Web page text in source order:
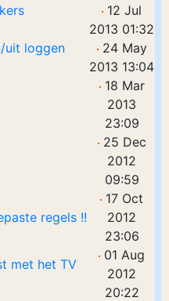
12 Jul
2013 01:32
uit loggen
24 May
2013 13:04
18 Mar
2013
23:09
25 Dec
2012
09:59
regels !!
17 Oct
2012
23:06
met het TV
01 Aug
2012
20:22